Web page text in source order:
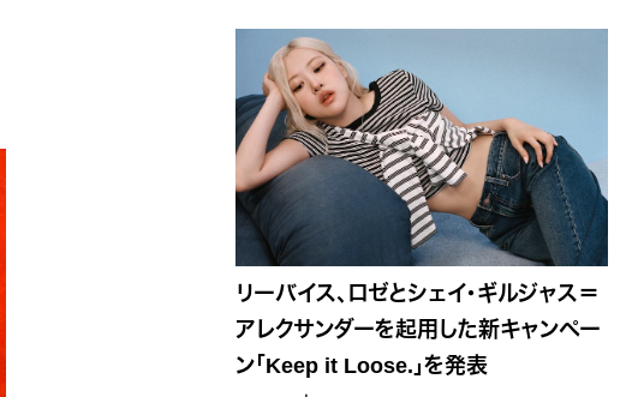
リーバイス、ロゼとシェイ・ギルジャス＝
アレクサンダーを起用した新キャンペー
ン「Keep it Loose.」を発表